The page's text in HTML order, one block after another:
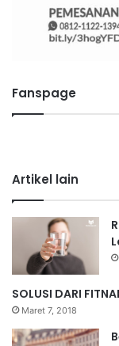
Fanspage
Artikel lain
SOLUSI DARI
Maret 7, 2018